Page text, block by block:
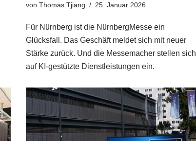
von Thomas Tjiang 25. Januar 2026
Für Nürnberg ist die NürnbergMesse ein
Glücksfall. Das Geschäft meldet sich mit neuer
Stärke zurück. Und die Messemacher stellen sich
auf KI-gestützte Dienstleistungen ein.